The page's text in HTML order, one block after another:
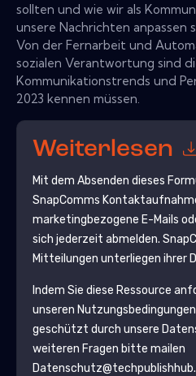
sollten und wie wir als
unsere Nachrichten anpassen
Von der Fernarbeit und
sozialen Verantwortung sind
Kommunikationstrends und
2023 kennen müssen.
Weiterlesen
Mit dem Absenden dieses
SnapComms
marketingbezogene E-Mails
sich jederzeit abmelden.
Mitteilungen unterliegen ihrer
Indem Sie diese Ressource
unseren
geschützt durch unsere
weiteren Fragen bitte mailen